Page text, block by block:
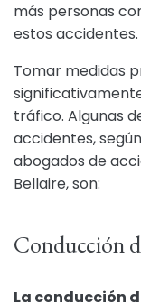
más personas
estos accidentes.
Tomar medidas
tráfico. Algunas
accidentes,
abogados de
Bellaire, son:
Conducción
La conducción